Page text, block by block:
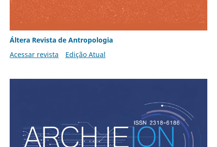
Áltera Revista de Antropologia
Acessar revista
Edição Atual